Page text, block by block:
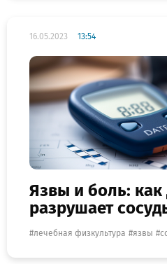
16.05.2023 13:54
Язвы и боль: как
разрушает
лечебная физкультура язвы